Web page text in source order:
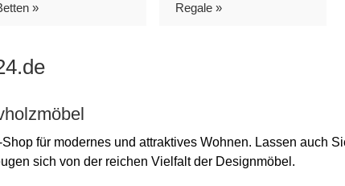
» Regale »
für modernes und attraktives Wohnen. Lassen auch
sich von der reichen Vielfalt der Designmöbel.